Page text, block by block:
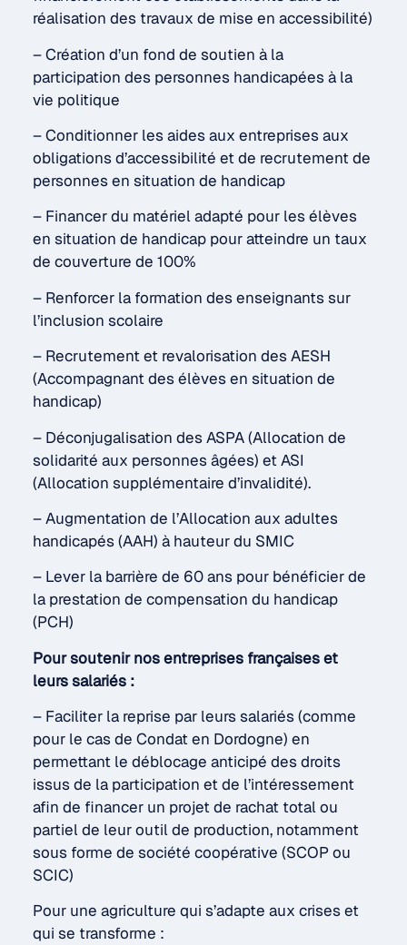
réalisation des travaux de mise en accessibilité)
– Création d’un fond de soutien à la
participation des personnes handicapées à la
vie politique
– Conditionner les aides aux entreprises aux
obligations d’accessibilité et de recrutement de
personnes en situation de handicap
– Financer du matériel adapté pour les élèves
en situation de handicap pour atteindre un taux
de couverture de 100%
– Renforcer la formation des enseignants sur
l’inclusion scolaire
– Recrutement et revalorisation des AESH
(Accompagnant des élèves en situation de
handicap)
– Déconjugalisation des ASPA (Allocation de
solidarité aux personnes âgées) et ASI
(Allocation supplémentaire d’invalidité).
– Augmentation de l’Allocation aux adultes
handicapés (AAH) à hauteur du SMIC
– Lever la barrière de 60 ans pour bénéficier de
la prestation de compensation du handicap
(PCH)
Pour soutenir nos entreprises françaises et
leurs salariés :
– Faciliter la reprise par leurs salariés (comme
pour le cas de Condat en Dordogne) en
permettant le déblocage anticipé des droits
issus de la participation et de l’intéressement
afin de financer un projet de rachat total ou
partiel de leur outil de production, notamment
sous forme de société coopérative (SCOP ou
SCIC)
Pour une agriculture qui s’adapte aux crises et
qui se transforme :